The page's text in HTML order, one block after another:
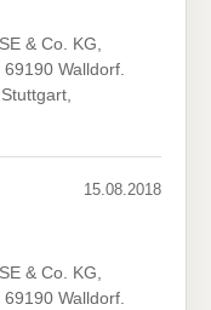
& Co. KG,
Walldorf.
15.08.2018
& Co. KG,
Walldorf.